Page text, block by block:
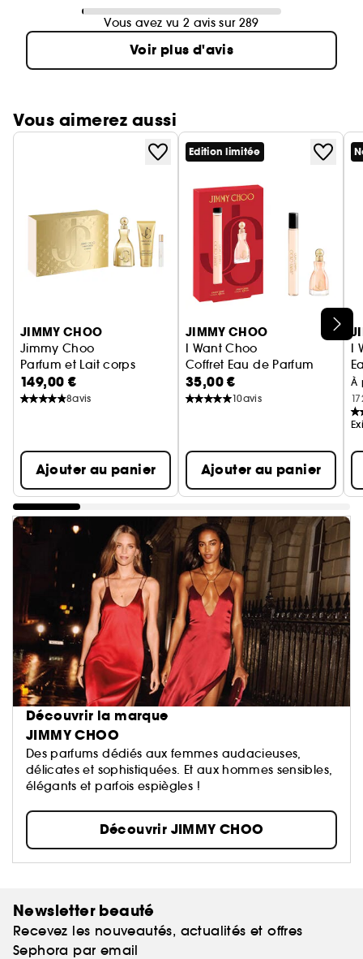
Vous avez vu 2 avis sur 289
Voir plus d'avis
Vous aimerez aussi
Ignorer le carrousel produits
JIMMY CHOO
Jimmy Choo
Parfum et Lait corps
149,00 €
8avis
Ajouter au panier
Edition limitée
JIMMY CHOO
I Want Choo
Coffret Eau de Parfum
35,00 €
10avis
Ajouter au panier
I
À
Découvrir la marque
JIMMY CHOO
Des parfums dédiés aux femmes audacieuses,
délicates et sophistiquées. Et aux hommes sensibles,
élégants et parfois espiègles !
Découvrir JIMMY CHOO
Newsletter beauté
Recevez les nouveautés, actualités et offres
Sephora par email